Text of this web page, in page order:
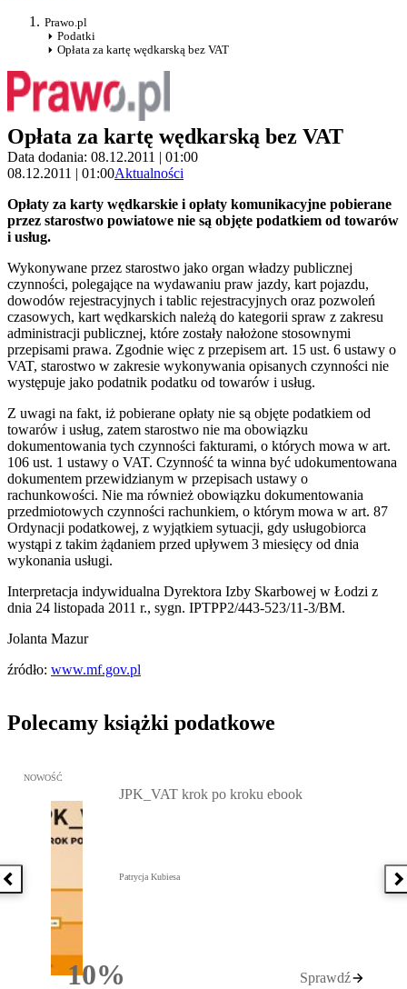
Prawo.pl
Podatki
Opłata za kartę wędkarską bez VAT
Opłata za kartę wędkarską bez VAT
Data dodania: 08.12.2011 | 01:00
08.12.2011 | 01:00Aktualności
Opłaty za karty wędkarskie i opłaty komunikacyjne pobierane
przez starostwo powiatowe nie są objęte podatkiem od towarów
i usług.
Wykonywane przez starostwo jako organ władzy publicznej
czynności, polegające na wydawaniu praw jazdy, kart pojazdu,
dowodów rejestracyjnych i tablic rejestracyjnych oraz pozwoleń
czasowych, kart wędkarskich należą do kategorii spraw z zakresu
administracji publicznej, które zostały nałożone stosownymi
przepisami prawa. Zgodnie więc z przepisem art. 15 ust. 6 ustawy o
VAT, starostwo w zakresie wykonywania opisanych czynności nie
występuje jako podatnik podatku od towarów i usług.
Z uwagi na fakt, iż pobierane opłaty nie są objęte podatkiem od
towarów i usług, zatem starostwo nie ma obowiązku
dokumentowania tych czynności fakturami, o których mowa w art.
106 ust. 1 ustawy o VAT. Czynność ta winna być udokumentowana
dokumentem przewidzianym w przepisach ustawy o
rachunkowości. Nie ma również obowiązku dokumentowania
przedmiotowych czynności rachunkiem, o którym mowa w art. 87
Ordynacji podatkowej, z wyjątkiem sytuacji, gdy usługobiorca
wystąpi z takim żądaniem przed upływem 3 miesięcy od dnia
wykonania usługi.
Interpretacja indywidualna Dyrektora Izby Skarbowej w Łodzi z
dnia 24 listopada 2011 r., sygn. IPTPP2/443-523/11-3/BM.
Jolanta Mazur
źródło: www.mf.gov.pl
Polecamy książki podatkowe
Poprzednia książka
Przejdź do: JPK_VAT krok po kroku ebook, Patrycja Kubiesa -
NOWOŚĆ
10%
JPK_VAT krok po kroku ebook
Patrycja Kubiesa
Sprawdź